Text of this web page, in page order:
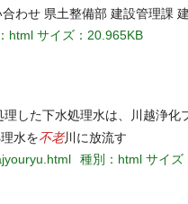
わせ 県土整備部 建設管理課
html サイズ：20.965KB
した下水処理水は、川越浄化
水を不老川に放流す
種別：html サイズ